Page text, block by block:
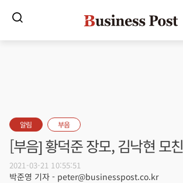
알림 부음
[부음] 황덕준 장모, 김낙현 모친
2021-03-21 10:55:51
박준영 기자 - peter@businesspost.co.kr